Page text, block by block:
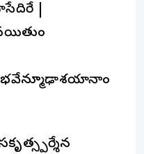
|
భవేన్మూఢాశయానాం